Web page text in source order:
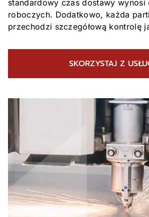
standardowy czas dostawy wynosi
roboczych. Dodatkowo, każda
przechodzi szczegółową kontrolę
SKORZYSTAJ Z